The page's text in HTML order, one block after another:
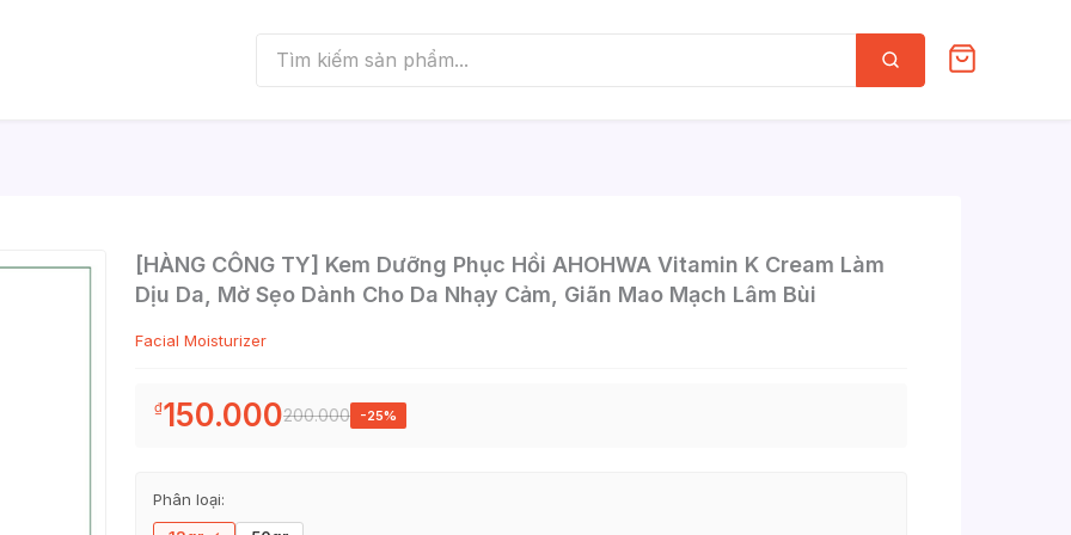
Tìm
kiếm
[HÀNG CÔNG TY] Kem Dưỡng Phục Hồi AHOHWA Vitamin K Cream Làm
Dịu Da, Mờ Sẹo Dành Cho Da Nhạy Cảm, Giãn Mao Mạch Lâm Bùi
Facial Moisturizer
₫150.000200.000 -25%
Phân loại: